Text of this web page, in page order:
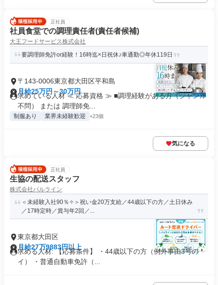
正社員
社員食堂での調理責任者(責任者候補)
大王フードサービス株式会社
要調理師免許or経験！16時迄×日祝休♪車通勤◎年休119日
〒143-0006東京都大田区平和島
月給25万円～30万円
求めている人材 ≪ 応募資格 ≫ ■調理経験がある方（ジャンル
不問） または 調理師免...
制服あり 業界未経験歓迎 +23個
気になる
正社員
生協の配送スタッフ
株式会社パルライン
＜未経験入社90％✧＞祝い金20万支給／44歳以下の方／土日休み
／17時定時／賞与年2回／...
東京都大田区
月給27万9883円以上
求める人材: 【応募条件】 ・44歳以下の方（例外事由3号の
イ） ・普通自動車免許（...